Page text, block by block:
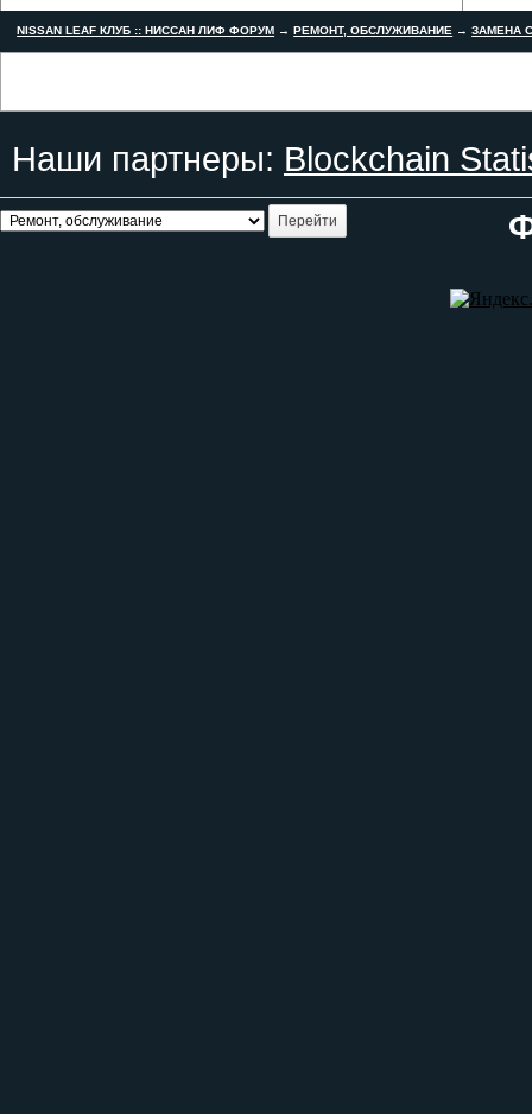
NISSAN LEAF КЛУБ :: НИССАН ЛИФ ФОРУМ →РЕМОНТ, ОБСЛУЖИВАНИЕ →ЗАМЕНА
Наши партнеры: Blockchain